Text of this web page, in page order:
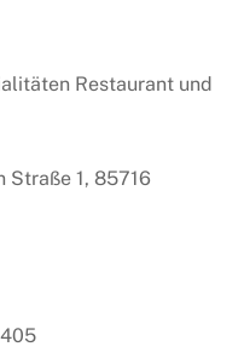
Restaurant und
Straße 1, 85716